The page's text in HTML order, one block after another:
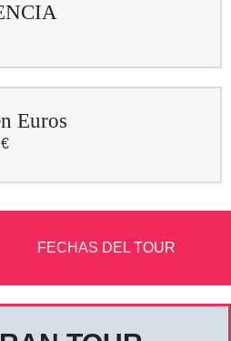
Euros
€
FECHAS DEL TOUR